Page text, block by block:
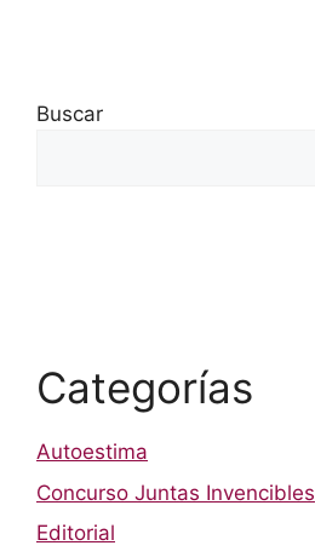
Buscar
Categorías
Autoestima
Concurso Juntas Invencibles
Editorial